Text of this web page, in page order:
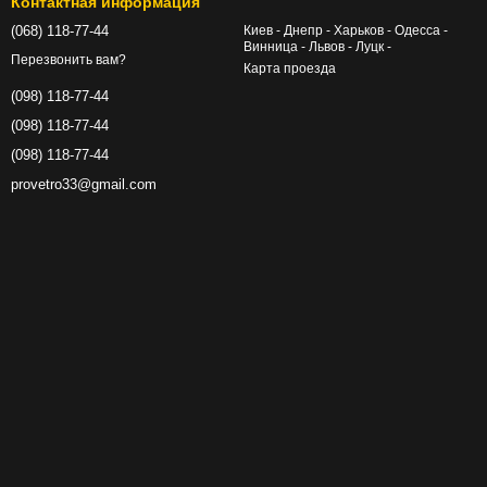
(068) 118-77-44
Перезвонить вам?
(098) 118-77-44
(098) 118-77-44
(098) 118-77-44
provetro33@gmail.com
Киев - Днепр - Харьков - Одесса -
Винница - Львов - Луцк -
Карта проезда